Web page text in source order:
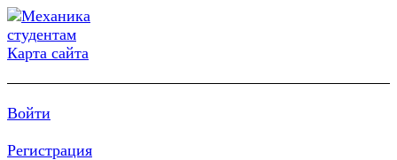
Карта сайта
Войти
Регистрация